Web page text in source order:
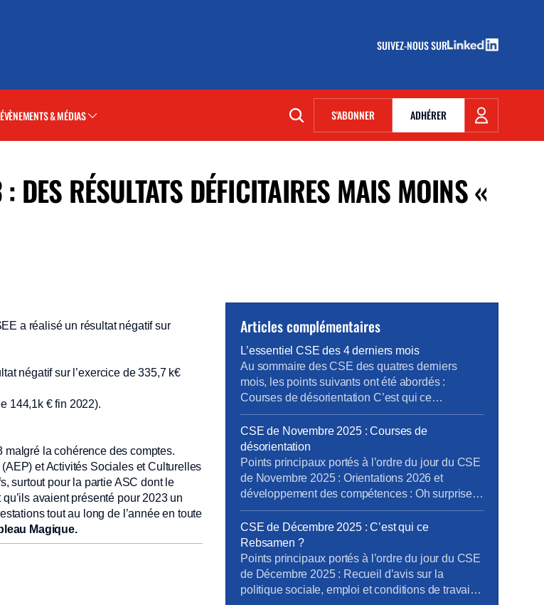
SUIVEZ-NOUS SUR
(NOUVELLE FENÊTRE)
ÉVÈNEMENTS & MÉDIAS S'ABONNER(NOUVELLE FENÊTRE)
ADHÉRER
RÉSULTATS DÉFICITAIRES MAIS MOINS «
a réalisé un résultat négatif sur
négatif sur l’exercice de 335,7 k€
144,1k € fin 2022).
la cohérence des comptes.
et Activités Sociales et Culturelles
surtout pour la partie ASC dont le
avaient présenté pour 2023 un
tout au long de l’année en toute
Magique.
Articles complémentaires
L’essentiel CSE des 4 derniers mois
Au sommaire des CSE des quatres derniers
mois, les points suivants ont été abordés :
Courses de désorientation C’est qui ce
Rebsamen ? On parle Boutique Papripact et
devinez quoi ? et Oui encore des boutiques Pour
lire et télécharger l’intégralité du compte-rendu
du CSE, cliquez ici Le prochain CSE Ordinaire
aura lieu les 25, 26 et […]
CSE de Novembre 2025 : Courses de
désorientation
Points principaux portés à l’ordre du jour du CSE
de Novembre 2025 : Orientations 2026 et
développement des compétences : Oh surprise :
rien de nouveau …! Formation des salariés
insuffisante, Communication interne à améliorer,
notamment autour de l’outil « my skills » et de
l’IA. Accompagnement des salariés dans la
Transformation digitale à renforcer. Rapport sur
l’égalité […]
CSE de Décembre 2025 : C’est qui ce
Rebsamen ?
Points principaux portés à l’ordre du jour du CSE
de Décembre 2025 : Recueil d’avis sur la
politique sociale, emploi et conditions de travail